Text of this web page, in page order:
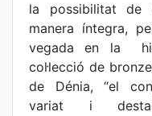
la possibilitat de
manera íntegra,
vegada en la
col·lecció de
de Dénia, “el
variat i